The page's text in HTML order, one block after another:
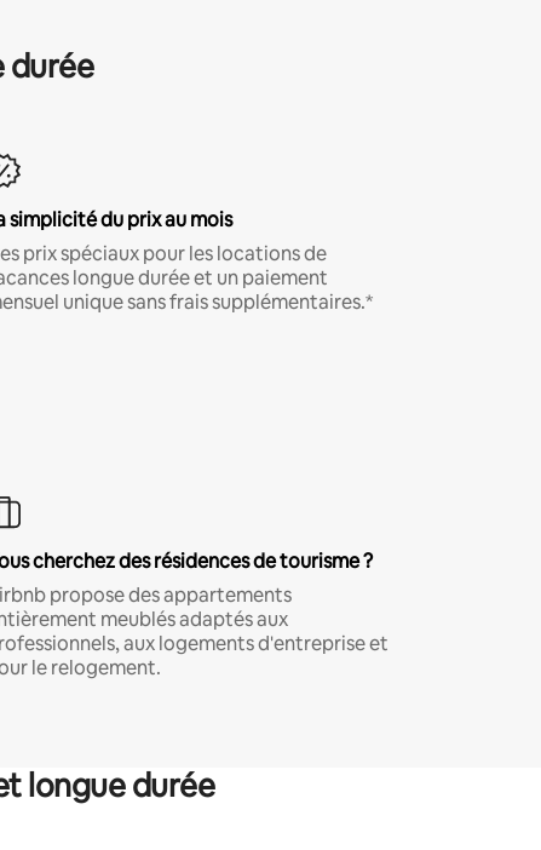
durée
simplicité du prix au mois
prix spéciaux pour les locations de
longue durée et un paiement
unique sans frais supplémentaires.*
cherchez des résidences de tourisme ?
propose des appartements
meublés adaptés aux
aux logements d'entreprise et
le relogement.
longue durée